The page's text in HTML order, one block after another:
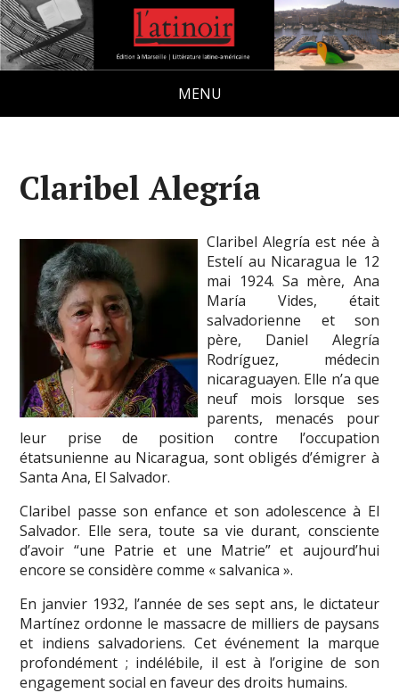
MENU
Claribel Alegría
Claribel Alegría est née à
Estelí au Nicaragua le 12
mai 1924. Sa mère, Ana
María Vides, était
salvadorienne et son
père, Daniel Alegría
Rodríguez, médecin
nicaraguayen. Elle n’a que
neuf mois lorsque ses
parents, menacés pour
leur prise de position contre l’occupation
étatsunienne au Nicaragua, sont obligés d’émigrer à
Santa Ana, El Salvador.
Claribel passe son enfance et son adolescence à El
Salvador. Elle sera, toute sa vie durant, consciente
d’avoir “une Patrie et une Matrie” et aujourd’hui
encore se considère comme « salvanica ».
En janvier 1932, l’année de ses sept ans, le dictateur
Martínez ordonne le massacre de milliers de paysans
et indiens salvadoriens. Cet événement la marque
profondément ; indélébile, il est à l’origine de son
engagement social en faveur des droits humains.